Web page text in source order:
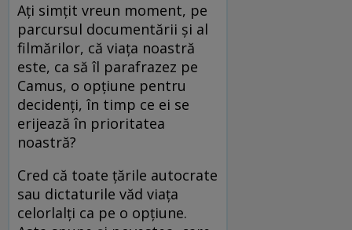
Ați simțit vreun moment, pe
parcursul documentării și al
filmărilor, că viața noastră
este, ca să îl parafrazez pe
Camus, o opțiune pentru
decidenți, în timp ce ei se
erijează în prioritatea
noastră?
Cred că toate țările autocrate
sau dictaturile văd viața
celorlalți ca pe o opțiune.